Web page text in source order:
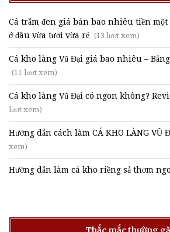
Cá trắm đen giá bán bao nhiêu tiền một
ở đâu vừa tươi vừa rẻ (13 lượt xem)
Cá kho làng Vũ Đại giá bao nhiêu –
(11 lượt xem)
Cá kho làng Vũ Đại có ngon không?
lượt xem)
Hướng dẫn cách làm CÁ KHO LÀNG VŨ
xem)
Hướng dẫn làm cá kho riềng sả thơm